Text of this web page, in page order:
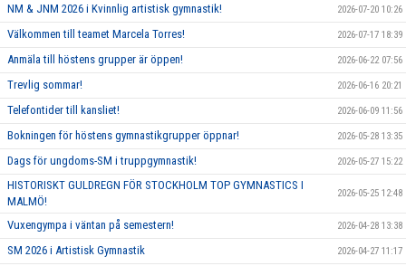
NM & JNM 2026 i Kvinnlig artistisk gymnastik! 2026-07-20 10:26
Välkommen till teamet Marcela Torres! 2026-07-17 18:39
Anmäla till höstens grupper är öppen! 2026-06-22 07:56
Trevlig sommar! 2026-06-16 20:21
Telefontider till kansliet! 2026-06-09 11:56
Bokningen för höstens gymnastikgrupper öppnar! 2026-05-28 13:35
Dags för ungdoms-SM i truppgymnastik! 2026-05-27 15:22
HISTORISKT GULDREGN FÖR STOCKHOLM TOP GYMNASTICS I
MALMÖ!
2026-05-25 12:48
Vuxengympa i väntan på semestern! 2026-04-28 13:38
SM 2026 i Artistisk Gymnastik 2026-04-27 11:17